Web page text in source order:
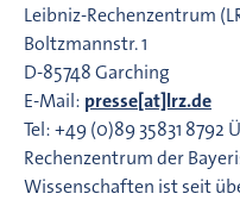
Leibniz-Rechenzentrum
Boltzmannstr. 1
D-85748 Garching
E-Mail: presse[at]lrz.de
Tel: +49 (0)89 35831 8792
Rechenzentrum der
Wissenschaften ist seit